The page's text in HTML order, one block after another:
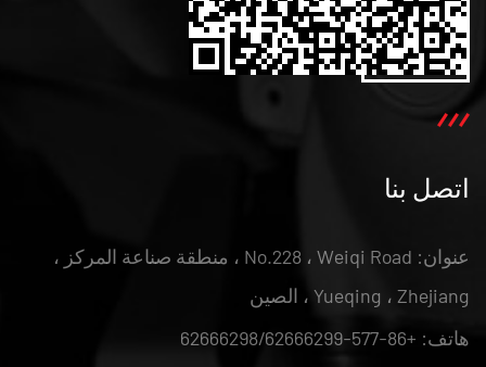
اتصل بنا
عنوان: No.228 ، Weiqi Road ، منطقة صناعة المركز ،
Yueqing ، Zhejiang ، الصين
هاتف: +86-577-62666298/62666299